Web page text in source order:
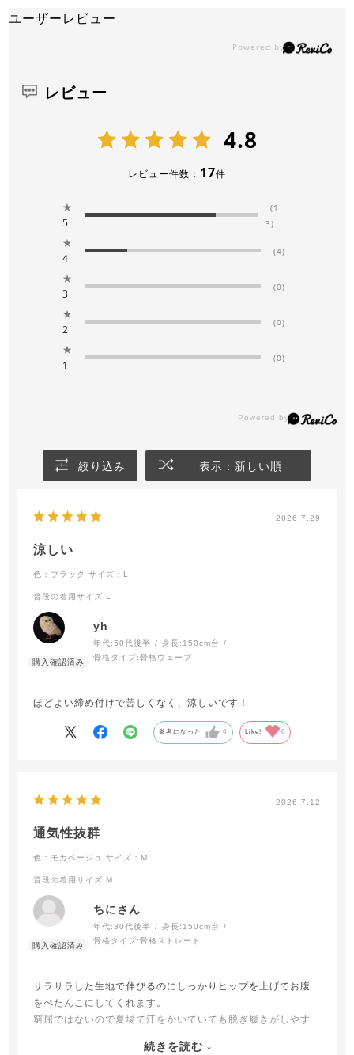
ユーザーレビュー
レビュー
4.8
レビュー件数： 17件
★
5
(1
3)
★
4
(4)
★
3
(0)
★
2
(0)
★
1
(0)
絞り込み 表示：新しい順
2026.7.29
涼しい
色：ブラック サイズ：L
普段の着用サイズ:L
yh
年代:50代後半 身長: 150cm台
骨格タイプ:骨格ウェーブ
ほどよい締め付けで苦しくなく、涼しいです！
参考になった 0 Like! 0
2026.7.12
通気性抜群
色：モカベージュ サイズ：M
普段の着用サイズ:M
ちにさん
年代:30代後半 身長: 150cm台
骨格タイプ:骨格ストレート
サラサラした生地で伸びるのにしっかりヒップを上げてお腹
をぺたんこにしてくれます。
窮屈ではないので夏場で汗をかいていても脱ぎ履きがしやす
基本的にはブラデリスの補正シリーズをセットで使っている
続きを読む